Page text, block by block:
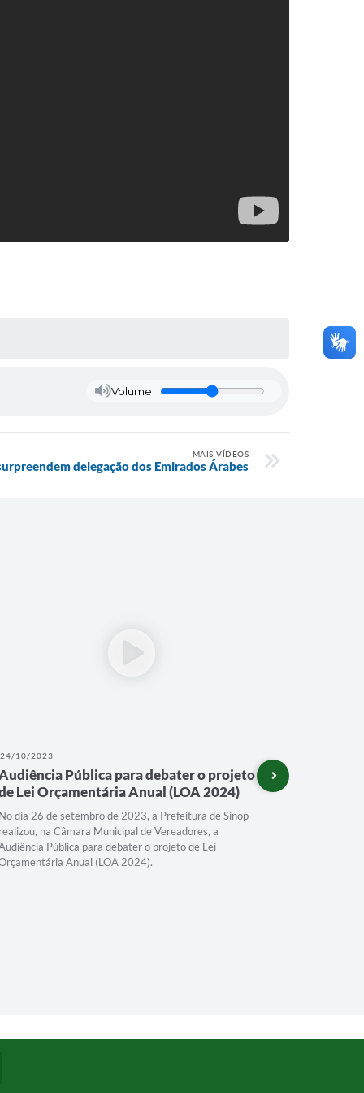
Volume
MAIS VÍDEOS
delegação dos Emirados Árabes
24/10/2023
Pública para debater o projeto
Lei Orçamentária Anual (LOA 2024)
dia 26 de setembro de 2023, a Prefeitura de Sinop
na Câmara Municipal de Vereadores, a
Pública para debater o projeto de Lei
Anual (LOA 2024).